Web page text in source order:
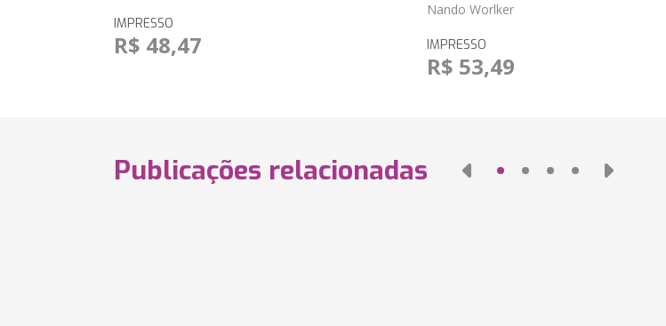
IMPRESSO
R$ 48,47
Nando Worlker
IMPRESSO
R$ 53,49
Publicações relacionadas